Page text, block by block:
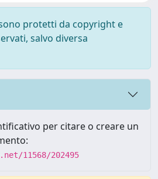
protetti da copyright e
salvo diversa
per citare o creare un
11568/202495